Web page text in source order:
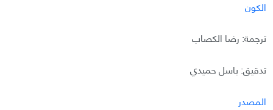
الكون
ترجمة: رضا الكصاب
تدقيق: باسل حميدي
المصدر